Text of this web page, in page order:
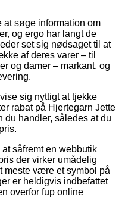
at søge information om
og ergo har langt de
set sig nødsaget til at
af deres varer – til
og damer – markant, og
sig nyttigt at tjekke
rabat på Hjertegarn Jette
du handler, således at du
såfremt en webbutik
der virker umådelig
meste være et symbol på
er heldigvis indbefattet
overfor fup online